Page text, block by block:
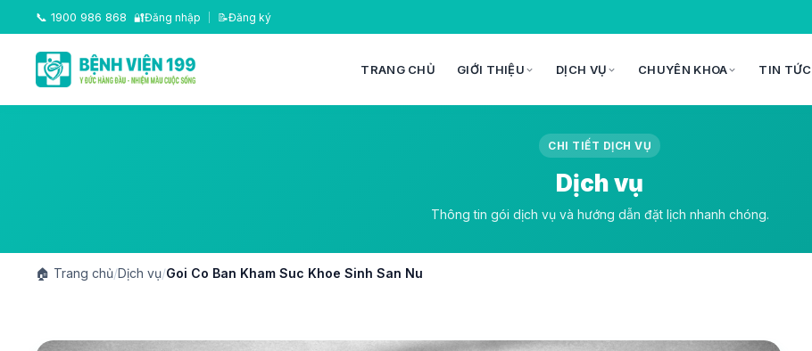
📞 1900 986 868 🔐Đăng nhập 📝Đăng ký
TRANG CHỦ GIỚI THIỆU DỊCH VỤ CHUYÊN KHOA TIN TỨC
CHI TIẾT DỊCH VỤ
Dịch vụ
Thông tin gói dịch vụ và hướng dẫn đặt lịch nhanh chóng.
🏠 Trang chủ/Dịch vụ/Goi Co Ban Kham Suc Khoe Sinh San Nu